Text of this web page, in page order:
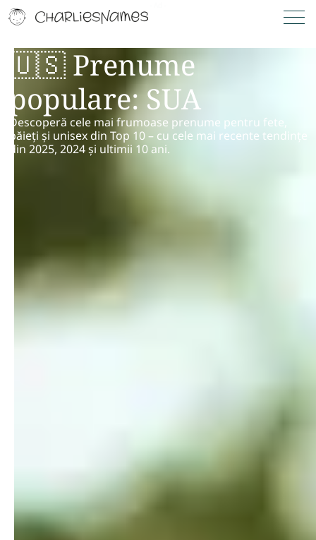
🇺🇸 Prenume
populare: SUA
Descoperă cele mai frumoase prenume pentru fete,
băieți și unisex din Top 10 – cu cele mai recente tendințe
din 2025, 2024 și ultimii 10 ani.